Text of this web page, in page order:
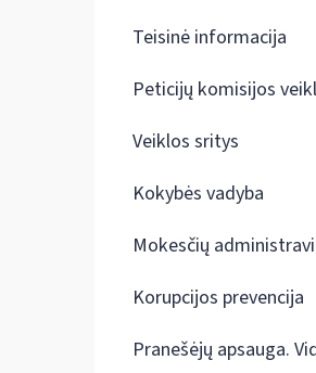
Teisinė informacija
Peticijų komisijos
Veiklos sritys
Kokybės vadyba
Mokesčių
Korupcijos prevencija
Pranešėjų apsauga.